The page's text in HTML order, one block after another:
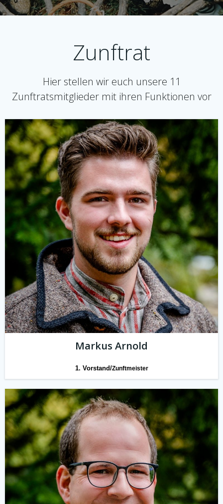
Zunftrat
Hier stellen wir euch unsere 11
Zunftratsmitglieder mit ihren Funktionen vor
Markus Arnold
1. Vorstand/Zunftmeister